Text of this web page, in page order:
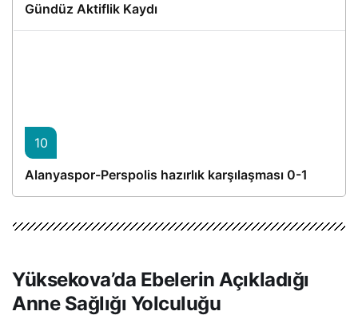
Gündüz Aktiflik Kaydı
10
Alanyaspor-Perspolis hazırlık karşılaşması 0-1
Yüksekova’da Ebelerin Açıkladığı
Anne Sağlığı Yolculuğu